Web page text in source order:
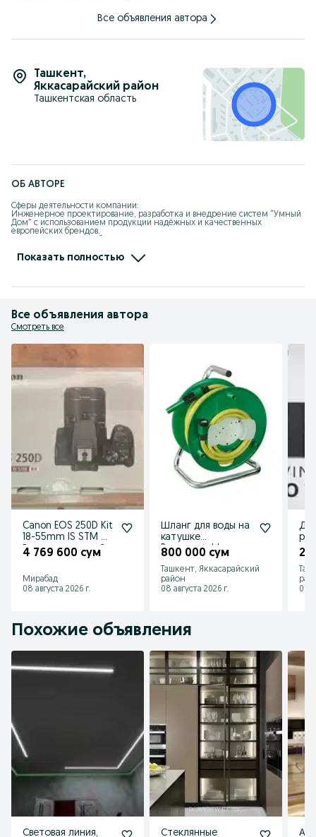
Все объявления автора
Ташкент,
Яккасарайский район
Ташкентская область
ОБ АВТОРЕ
Сферы деятельности компании:
Инженерное проектирование, разработка и внедрение систем “Умный
Дом” с использованием продукции надёжных и качественных
европейских брендов.
- Legrand (Франция)
- Lumines (Польша)
- Energizer (США)
- Brennenstuhl (Германия)
Показать полностью
Все объявления автора
Смотреть все
Canon EOS 250D Kit
18-55mm IS STM —
В идеале, полный
4 769 600 сум
Мирабад
08 августа 2026 г.
Шланг для воды на
катушке
Brennenstuhl
800 000 сум
Ташкент, Яккасарайский
район
08 августа 2026 г.
08
Похожие объявления
Световая линия, Стеклянные